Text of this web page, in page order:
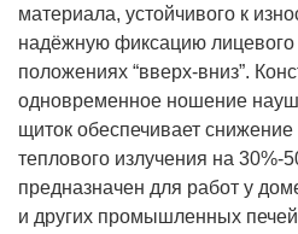
материала, устойчивого к
надёжную фиксацию лицевого
положениях “вверх-вниз”.
одновременное ношение
щиток обеспечивает снижение
теплового излучения на 30%-
предназначен для работ у
и других промышленных